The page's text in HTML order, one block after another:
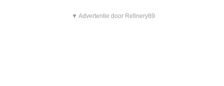
▼ Advertentie door Refinery89